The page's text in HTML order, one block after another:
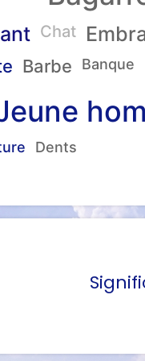
Chat
Barbe Banque
Dents